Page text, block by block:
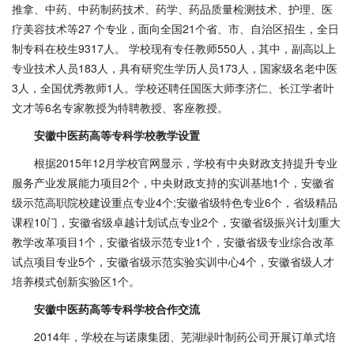
推拿、中药、中药制药技术、药学、药品质量检测技术、护理、医
疗美容技术等27 个专业，面向全国21个省、市、自治区招生，全日
制专科在校生9317人。 学校现有专任教师550人，其中，副高以上
专业技术人员183人，具有研究生学历人员173人，国家级名老中医
3人，全国优秀教师1人。学校还聘任国医大师李济仁、长江学者叶
文才等6名专家教授为特聘教授、客座教授。
安徽中医药高等专科学校教学设置
根据2015年12月学校官网显示，学校有中央财政支持提升专业
服务产业发展能力项目2个，中央财政支持的实训基地1个，安徽省
级示范高职院校建设重点专业4个;安徽省级特色专业6个，省级精品
课程10门，安徽省级卓越计划试点专业2个，安徽省级振兴计划重大
教学改革项目1个，安徽省级示范专业1个，安徽省级专业综合改革
试点项目专业5个，安徽省级示范实验实训中心4个，安徽省级人才
培养模式创新实验区1个。
安徽中医药高等专科学校合作交流
2014年，学校在与诺康集团、芜湖绿叶制药公司开展订单式培